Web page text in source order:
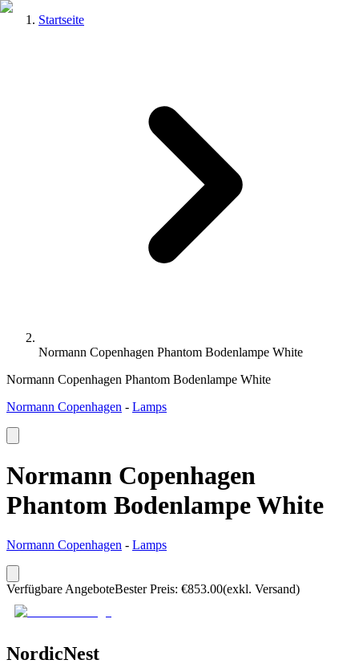
Startseite
Normann Copenhagen Phantom Bodenlampe White
Normann Copenhagen Phantom Bodenlampe White
Normann Copenhagen - Lamps
Normann Copenhagen
Phantom Bodenlampe White
Normann Copenhagen - Lamps
Verfügbare AngeboteBester Preis: €853.00(exkl. Versand)
NordicNest